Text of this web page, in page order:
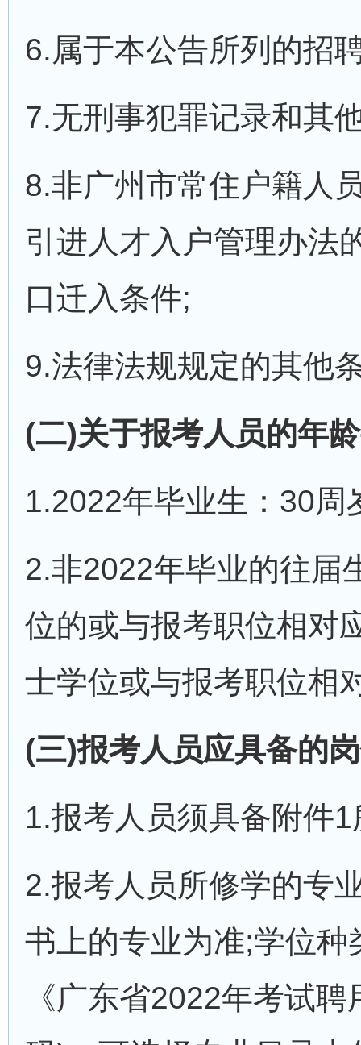
6.属于本公告所列的招
7.无刑事犯罪记录和其
8.非广州市常住户籍人
引进人才入户管理办法
口迁入条件;
9.法律法规规定的其他
(二)关于报考人员的年
1.2022年毕业生：30周
2.非2022年毕业的往届
位的或与报考职位相对
士学位或与报考职位相
(三)报考人员应具备的
1.报考人员须具备附件
2.报考人员所修学的专
书上的专业为准;学位
《广东省2022年考试